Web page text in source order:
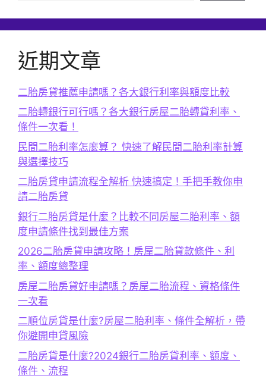
近期文章
二胎房貸推薦申請嗎？各大銀行利率與額度比較
二胎轉銀行可行嗎？各大銀行房屋二胎轉貸利率、
條件一次看！
民間二胎利率怎麼算？ 快速了解民間二胎利率計算
與選擇技巧
二胎房貸申請流程全解析 快速搞定！手把手教你申
請二胎房貸
銀行二胎房貸是什麼？比較不同房屋二胎利率、額
度申請條件找到最佳方案
2026二胎房貸申請攻略！房屋二胎貸款條件、利
率、額度總整理
房屋二胎房貸好申請嗎？房屋二胎流程、資格條件
一次看
二順位房貸是什麼?房屋二胎利率、條件全解析，帶
你避開申貸風險
二胎房貸是什麼?2024銀行二胎房貸利率、額度、
條件、流程